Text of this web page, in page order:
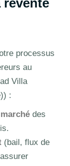
processus
au
Villa
:
des
(bail, flux de